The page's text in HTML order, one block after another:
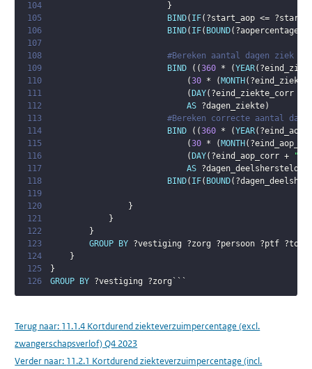
104
}
105
BIND( IF( ?start_aop <=
106
BIND( IF( BOUND( ?aopercentage
107
108
#Bereken aantal dagen ziek in
109
BIND ( (360 * (YEAR(
110
(30 * ( MONTH (
111
( DAY( ?eind_ziekte_corr
112
AS ?dagen_ziekte)
113
#Bereken correcte aantal
114
BIND ( (360 * (YEAR(
115
(30 * ( MONTH (
116
( DAY( ?eind_aop_corr +
117
AS ?dagen_deelshersteld
118
BIND( IF( BOUND(
119
120
}
121
}
122
}
123
GROUP BY ?vestiging ?zorg ?persoon ?ptf
124
}
125
}
126
GROUP BY ?vestiging ?zorg ```
Terug naar: 11.1.4 Kortdurend ziekteverzuimpercentage (excl.
zwangerschapsverlof) Q4 2023
Verder naar: 11.2.1 Kortdurend ziekteverzuimpercentage (incl.